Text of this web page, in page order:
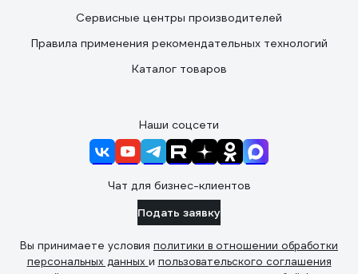
Сервисные центры производителей
Правила применения рекомендательных технологий
Каталог товаров
Наши соцсети
Чат для бизнес-клиентов
Подать заявку
Вы принимаете условия политики в отношении обработки
персональных данных и пользовательского соглашения